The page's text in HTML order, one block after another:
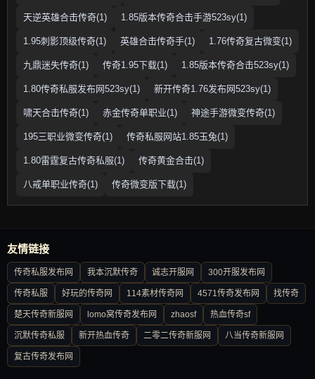
天逆英雄合击传奇(1) 1.85版本传奇合击手游523sy(1)
1.95刺影顶级传奇(1) 英雄合击传奇手(1) 1.76传奇复古微变(1)
九鼎迷失传奇(1) 传奇1.95下载(1) 1.85版本传奇合击523sy(1)
1.80传奇私服发布网523sy(1) 新开传奇1.76发布网523sy(1)
啸天合击传奇(1) 赤金传奇单职业(1) 神途手游微变传奇(1)
195三职业微变传奇(1) 传奇私服网站1.85玉兔(1)
1.80雷霆复古传奇私服(1) 传奇黄金合击(1)
八戒单职业传奇(1) 传奇微变版下载(1)
友情链接
传奇私服发布网 我本沉默传奇 诚志开服网 300开服发布网
传奇私服 好玩的传奇网 114素材传奇网 4571传奇发布网 找传奇
楚天传奇新服网 lomo窝传奇发布网 zhaosf 热血传奇sf
沉默传奇私服 新开热血传奇 二零二传奇新服网 八当传奇新服网
复古传奇发布网